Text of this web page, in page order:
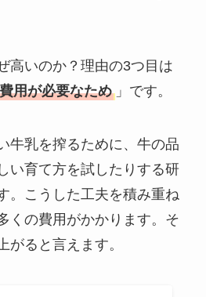
高いのか？理由の3つ目は
用が必要なため 」です。
牛乳を搾るために、牛の品
い育て方を試したりする研
。こうした工夫を積み重ね
くの費用がかかります。そ
がると言えます。